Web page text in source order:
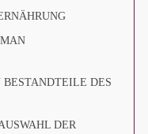
DES
DER